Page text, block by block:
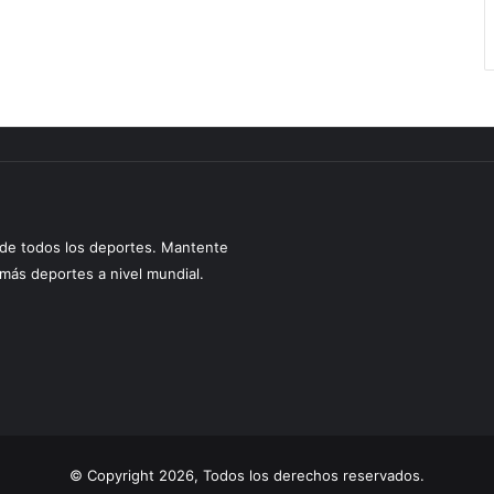
todos los deportes. Mantente
deportes a nivel mundial.
© Copyright 2026, Todos los derechos reservados.